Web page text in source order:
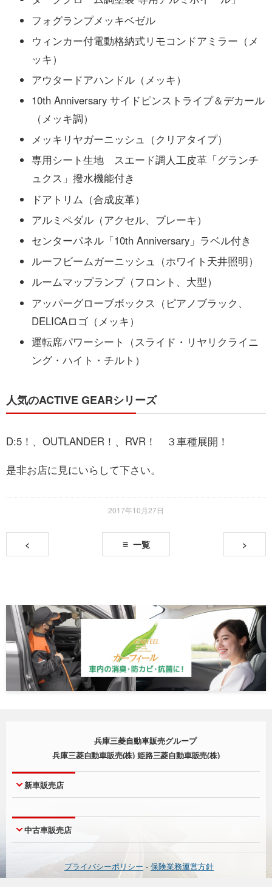
フォグランプメッキベゼル
ウィンカー付電動格納式リモコンドアミラー（メ
ッキ）
アウタードアハンドル（メッキ）
10th Anniversary サイドピンストライプ＆デカール
（メッキ調）
メッキリヤガーニッシュ（クリアタイプ）
専用シート生地 スエード調人工皮革「グランチ
ュクス」撥水機能付き
ドアトリム（合成皮革）
アルミペダル（アクセル、ブレーキ）
センターパネル「10th Anniversary」ラベル付き
ルーフビームガーニッシュ（ホワイト天井照明）
ルームマップランプ（フロント、大型）
アッパーグローブボックス（ピアノブラック、
DELICAロゴ（メッキ）
運転席パワーシート（スライド・リヤリクライニ
ング・ハイト・チルト）
人気のACTIVE GEARシリーズ
D:5！、OUTLANDER！、RVR！ ３車種展開！
是非お店に見にいらして下さい。
2017年10月27日
< 一覧 >
兵庫三菱自動車販売グループ
兵庫三菱自動車販売(株) 姫路三菱自動車販売(株)
新車販売店
神戸本店
西宮店
神戸北町店
西脇店
明石店
淡路店
宝塚店
中古車販売店
UCAR神戸本店
UCAR三木
UCAR有野
プライバシーポリシー - 保険業務運営方針